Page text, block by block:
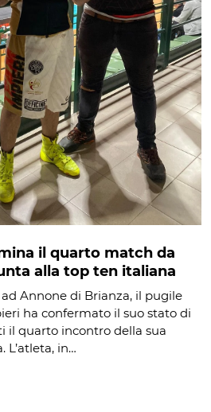
il quarto match da
alla top ten italiana
Annone di Brianza, il pugile
ha confermato il suo stato di
il quarto incontro della sua
L’atleta, in…